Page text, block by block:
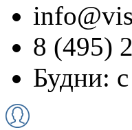
8 (495)
Будни: